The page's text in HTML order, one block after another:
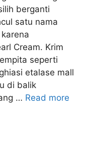
berganti
satu nama
Cream. Krim
seperti
etalase mall
di balik
… Read more